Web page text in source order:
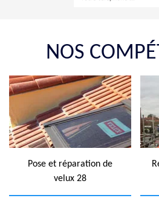
NOS
Pose et réparation de
velux 28